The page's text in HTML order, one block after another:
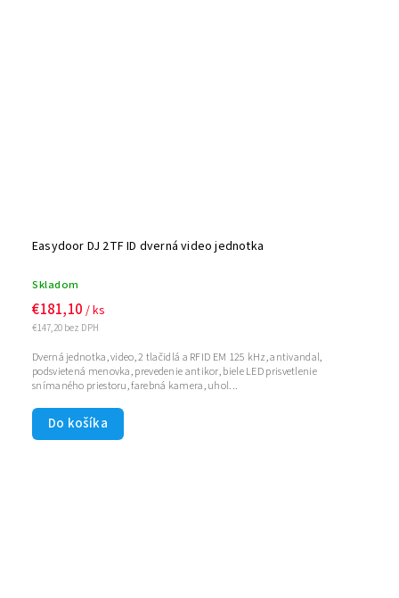
Easydoor DJ 2TF ID dverná video jednotka
Skladom
€147,20 bez DPH
€181,10 / ks
Do košíka
Dverná jednotka, video, 2 tlačidlá a RFID EM 125 kHz, antivandal,
podsvietená menovka, prevedenie antikor, biele LED prisvetlenie
snímaného priestoru, farebná kamera, uhol...